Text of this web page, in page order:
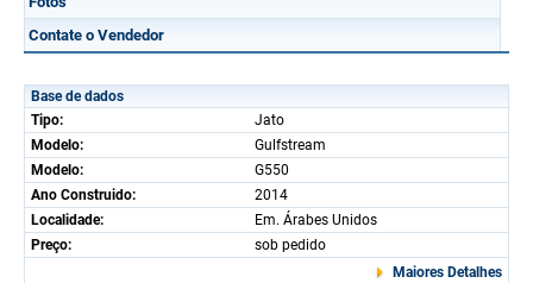
Contate o Vendedor
Base de dados
Tipo:
Jato
Modelo:
Gulfstream
Modelo:
G550
Ano Construido:
2014
Localidade:
Em. Árabes Unidos
Preço:
sob pedido
Maiores Detalhes